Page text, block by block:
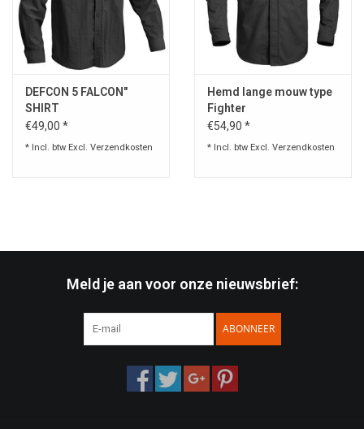
DEFCON 5 FALCON"
SHIRT
€49,00 *
* Incl. btw Excl. Verzendkosten
Hemd lange mouw type
Fighter
€54,90 *
* Incl. btw Excl. Verzendkosten
Meld je aan voor onze nieuwsbrief:
ABONNEER